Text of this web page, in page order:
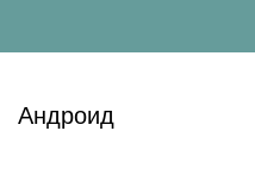
Андроид